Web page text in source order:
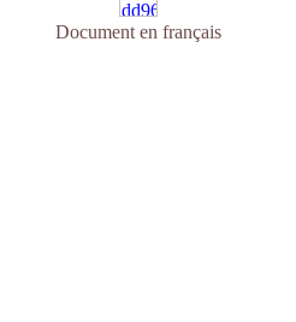
Document en français